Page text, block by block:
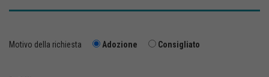
Motivo della richiesta Adozione Consigliato